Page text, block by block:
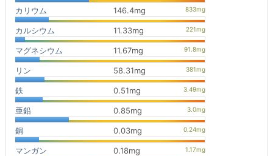
カリウム 146.4mg
カルシウム 11.33mg
マグネシウム 11.67mg
リン 58.31mg
鉄 0.51mg
亜鉛 0.85mg
銅 0.03mg
マンガン 0.18mg